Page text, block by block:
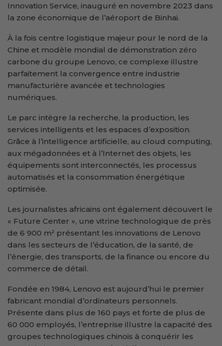
Innovation Service, inauguré en novembre 2023 dans
la zone économique de l’aéroport de Binhai.
À la fois centre logistique majeur pour le nord de la
Chine et modèle mondial de démonstration zéro
carbone du groupe Lenovo, ce complexe illustre
parfaitement la convergence entre industrie
manufacturière avancée et technologies
numériques.
Le parc intègre la recherche, la production, les
services intelligents et les espaces d’exposition.
Grâce à l’intelligence artificielle, au cloud computing,
aux mégadonnées et à l’Internet des objets, les
équipements sont interconnectés, les processus
automatisés et la consommation énergétique
optimisée.
Les journalistes africains ont également découvert le
« Future Center », une vitrine technologique de près
de 6 900 m² présentant les innovations de Lenovo
dans les secteurs de l’éducation, de la santé, de
l’énergie, des transports, de la finance ou encore du
commerce de détail.
Fondée en 1984, Lenovo est aujourd’hui le premier
fabricant mondial d’ordinateurs personnels.
Présente dans plus de 160 pays et forte de plus de
60 000 employés, l’entreprise illustre la capacité des
groupes technologiques chinois à conquérir les